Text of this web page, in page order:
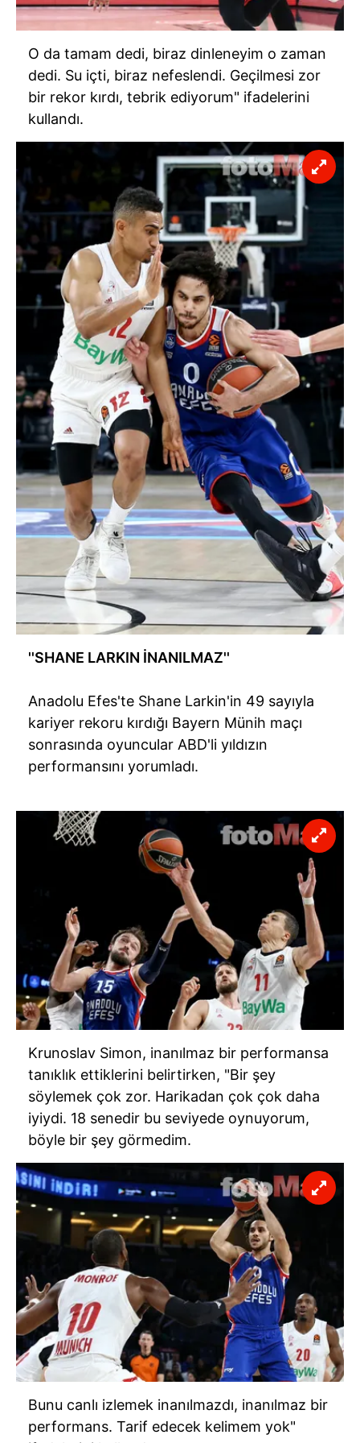
O da tamam dedi, biraz dinleneyim o zaman
dedi. Su içti, biraz nefeslendi. Geçilmesi zor
bir rekor kırdı, tebrik ediyorum" ifadelerini
kullandı.
''SHANE LARKIN İNANILMAZ''
Anadolu Efes'te Shane Larkin'in 49 sayıyla
kariyer rekoru kırdığı Bayern Münih maçı
sonrasında oyuncular ABD'li yıldızın
performansını yorumladı.
Krunoslav Simon, inanılmaz bir performansa
tanıklık ettiklerini belirtirken, "Bir şey
söylemek çok zor. Harikadan çok çok daha
iyiydi. 18 senedir bu seviyede oynuyorum,
böyle bir şey görmedim.
Bunu canlı izlemek inanılmazdı, inanılmaz bir
performans. Tarif edecek kelimem yok"